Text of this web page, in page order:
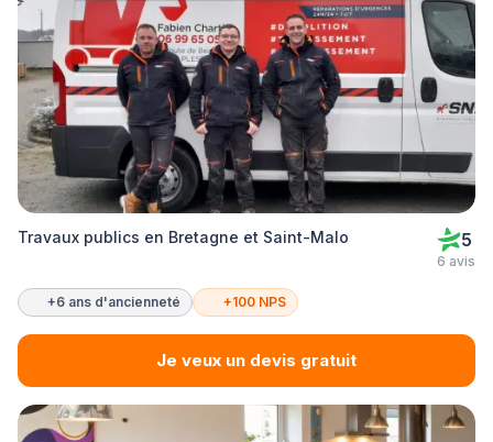
Travaux publics en Bretagne et Saint-Malo 5
6 avis
+6 ans d'ancienneté +100 NPS
Je veux un devis gratuit